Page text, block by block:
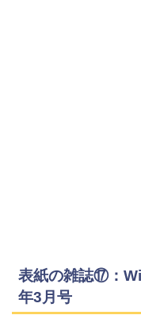
表紙の雑誌⑰：
年3月号